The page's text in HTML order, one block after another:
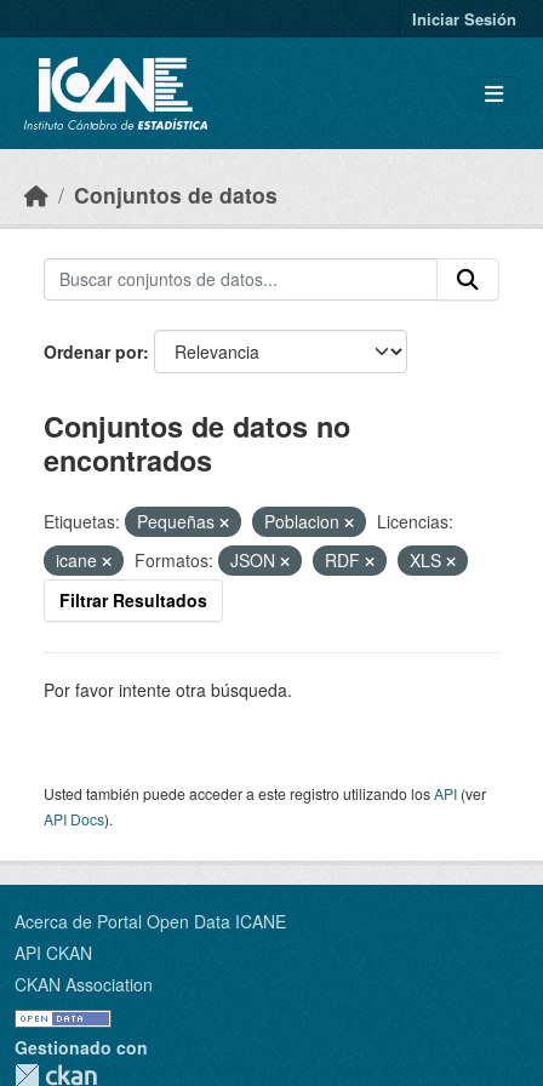
Iniciar Sesión
Conjuntos de datos
Ordenar por
Conjuntos de datos no
encontrados
Etiquetas: Pequeñas Poblacion
Licencias:
icane
Formatos: JSON RDF
XLS
Filtrar Resultados
Por favor intente otra búsqueda.
Usted también puede acceder a este registro utilizando losAPI (ver
API Docs).
Acerca de Portal Open Data ICANE
API CKAN
CKAN Association
Gestionado con